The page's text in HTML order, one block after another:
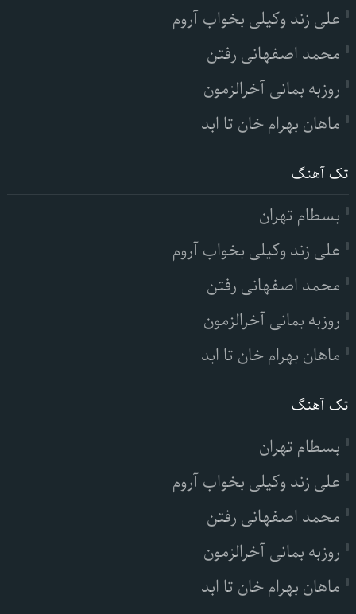
علی زند وکیلی بخواب آروم
محمد اصفهانی رفتن
روزبه بمانی آخرالزمون
ماهان بهرام خان تا ابد
تک آهنگ
بسطام تهران
علی زند وکیلی بخواب آروم
محمد اصفهانی رفتن
روزبه بمانی آخرالزمون
ماهان بهرام خان تا ابد
تک آهنگ
بسطام تهران
علی زند وکیلی بخواب آروم
محمد اصفهانی رفتن
روزبه بمانی آخرالزمون
ماهان بهرام خان تا ابد